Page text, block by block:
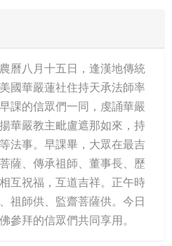
曆八月十五日，逢漢地傳統
國華嚴蓮社住持天承法師率
課的信眾們一同，虔誦華嚴
華嚴教主毗盧遮那如來，持
法事。早課畢，大眾在最吉
薩、傳承祖師、董事長、歷
互祝福，互道吉祥。正午時
祖師供、監齋菩薩供。今日
參拜的信眾們共同享用。